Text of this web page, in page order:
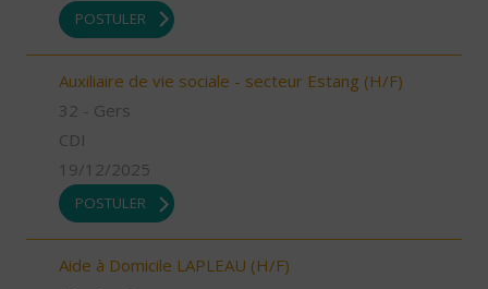
POSTULER
Auxiliaire de vie sociale - secteur Estang (H/F)
32 - Gers
CDI
19/12/2025
POSTULER
Aide à Domicile LAPLEAU (H/F)